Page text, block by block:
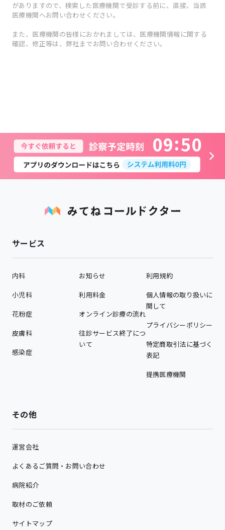
がありますので、検索した医療機関で受診する前に、直接、当該
医療機関へお問い合わせください。
また、医療機関の皆様におかれましては、医療機関情報に関する
確認、修正等は、弊社までお問い合わせください。
09 50
サービス
内科
小児科
花粉症
皮膚科
感染症
お知らせ
利用料金
オンライン診療の流れ
往診サービス終了につ
いて
利用規約
個人情報の取り扱いに
関して
プライバシーポリシー
特定商取引法に基づく
表記
提携医療機関
その他
運営会社
よくあるご質問・お問い合わせ
病院紹介
取材のご依頼
サイトマップ